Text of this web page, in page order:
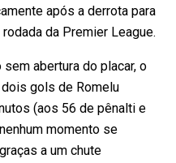
após a derrota para
da Premier League.
abertura do placar, o
gols de Romelu
(aos 56 de pênalti e
momento se
a um chute